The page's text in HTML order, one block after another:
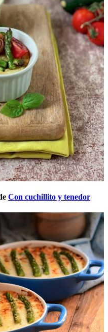
Con cuchillito y tenedor